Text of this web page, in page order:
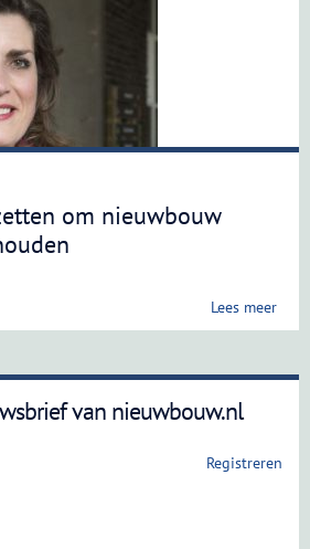
om nieuwbouw
Lees meer
van nieuwbouw.nl
Registreren